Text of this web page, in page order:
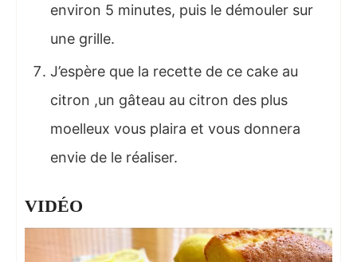
environ 5 minutes, puis le démouler sur
une grille.
J’espère que la recette de ce cake au
citron ,un gâteau au citron des plus
moelleux vous plaira et vous donnera
envie de le réaliser.
VIDÉO